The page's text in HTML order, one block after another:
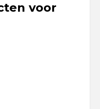
voor